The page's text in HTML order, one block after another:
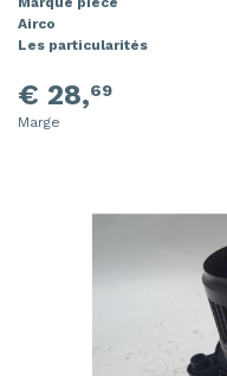
Airco
Les particularités
€ 28,69
Marge